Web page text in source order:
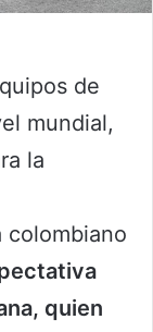
de
mundial,
la
quien